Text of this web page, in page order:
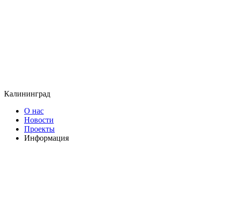
Калининград
О нас
Новости
Проекты
Информация